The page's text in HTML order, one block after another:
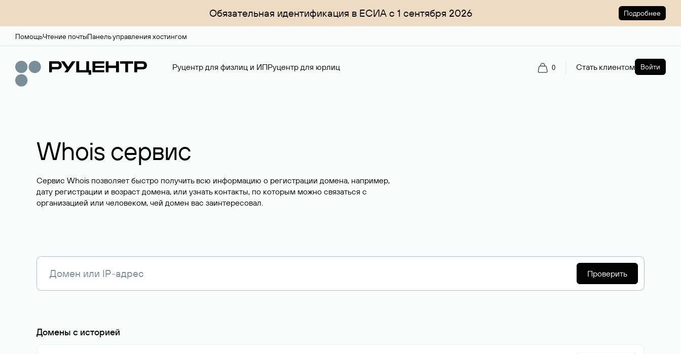
Обязательная идентификация в ЕСИА с 1 сентября 2026 Подробнее
ПомощьЧтение почтыПанель управления хостингом
Руцентр для физлиц и ИПРуцентр для юрлиц 0 Стать клиентом Войти
Whois сервис
Сервис Whois позволяет быстро получить всю информацию о регистрации домена, например,
дату регистрации и возраст домена, или узнать контакты, по которым можно связаться с
организацией или человеком, чей домен вас заинтересовал.
Проверить
Домены с историей